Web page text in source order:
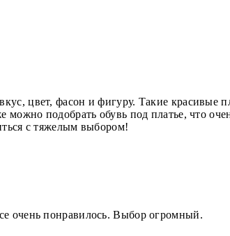
цвет, фасон и фигуру. Такие красивые
подобрать обувь под платье, что
с тяжелым выбором!
очень понравилось. Выбор огромный.